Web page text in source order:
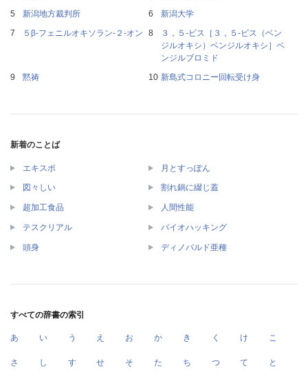
新潟地方裁判所
新潟大学
５β‐フェニルオキソラン‐２‐オン
３，５‐ビス［３，５‐ビス（ベン
ジルオキシ）ベンジルオキシ］ベ
ンジルブロミド
黙祷
新島式コロニー回転受け身
新着のことば
エキスポ 月とすっぽん
図々しい 割れ鍋に綴じ蓋
超加工食品 人間性能
テスクリアル バイオハッキング
頭身 ディノバルド亜種
すべての辞書の索引
あ い う え お か き く け こ
さ し す せ そ た ち つ て と